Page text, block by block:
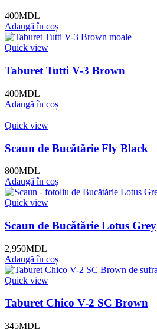
400MDL
Adaugă în coș
Quick view
Taburet Tutti V-3 Brown
400MDL
Adaugă în coș
Quick view
Scaun de Bucătărie Fly Black
800MDL
Adaugă în coș
Quick view
Scaun de Bucătărie Lotus Grey
2,950MDL
Adaugă în coș
Quick view
Taburet Chico V-2 SC Brown
345MDL